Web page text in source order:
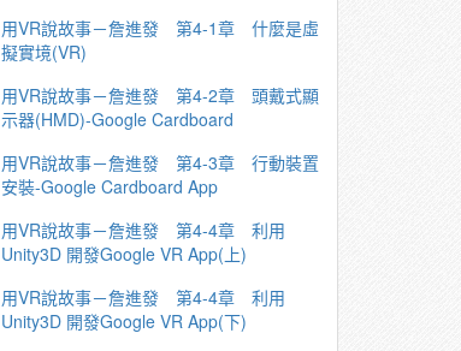
用VR說故事－詹進發 第4-1章 什麼是虛
擬實境(VR)
用VR說故事－詹進發 第4-2章 頭戴式顯
示器(HMD)-Google Cardboard
用VR說故事－詹進發 第4-3章 行動裝置
安裝-Google Cardboard App
用VR說故事－詹進發 第4-4章 利用
Unity3D 開發Google VR App(上)
用VR說故事－詹進發 第4-4章 利用
Unity3D 開發Google VR App(下)